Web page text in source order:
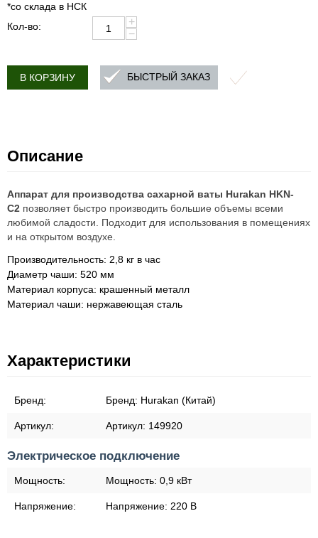
*со склада в НСК
Кол-во:
+
−
В КОРЗИНУ БЫСТРЫЙ ЗАКАЗ
Описание
Аппарат для производства сахарной ваты Hurakan HKN-
C2 позволяет быстро производить большие объемы всеми
любимой сладости. Подходит для использования в помещениях
и на открытом воздухе.
Производительность: 2,8 кг в час
Диаметр чаши: 520 мм
Материал корпуса: крашенный металл
Материал чаши: нержавеющая сталь
Характеристики
Бренд: Бренд: Hurakan (Китай)
Артикул: Артикул: 149920
Электрическое подключение
Мощность: Мощность: 0,9 кВт
Напряжение: Напряжение: 220 В